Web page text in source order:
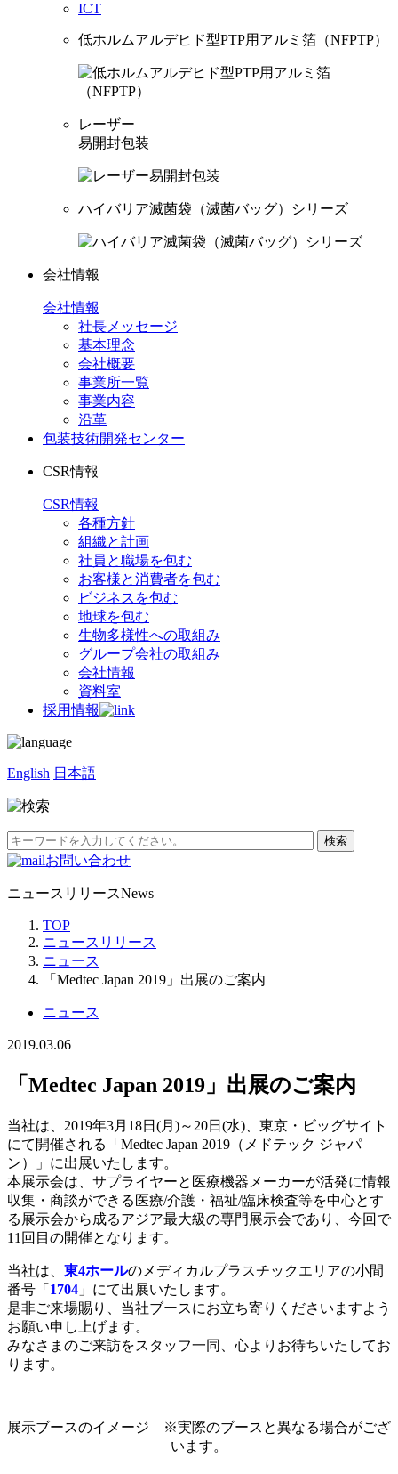
ICT
低ホルムアルデヒド型PTP用アルミ箔（NFPTP）
レーザー
易開封包装
ハイバリア滅菌袋（滅菌バッグ）シリーズ
会社情報
会社情報
社長メッセージ
基本理念
会社概要
事業所一覧
事業内容
沿革
包装技術開発センター
CSR情報
CSR情報
各種方針
組織と計画
社員と職場を包む
お客様と消費者を包む
ビジネスを包む
地球を包む
生物多様性への取組み
グループ会社の取組み
会社情報
資料室
採用情報
English 日本語
お問い合わせ
ニュースリリースNews
TOP
ニュースリリース
ニュース
「Medtec Japan 2019」出展のご案内
ニュース
2019.03.06
「Medtec Japan 2019」出展のご案内
当社は、2019年3月18日(月)～20日(水)、東京・ビッグサイト
にて開催される「Medtec Japan 2019（メドテック ジャパ
ン）」に出展いたします。
本展示会は、サプライヤーと医療機器メーカーが活発に情報
収集・商談ができる医療/介護・福祉/臨床検査等を中心とす
る展示会から成るアジア最大級の専門展示会であり、今回で
11回目の開催となります。
当社は、 東4ホールのメディカルプラスチックエリアの小間
番号「 1704 」にて出展いたします。
是非ご来場賜り、当社ブースにお立ち寄りくださいますよう
お願い申し上げます。
みなさまのご来訪をスタッフ一同、心よりお待ちいたしてお
ります。
展示ブースのイメージ ※実際のブースと異なる場合がござ
います。